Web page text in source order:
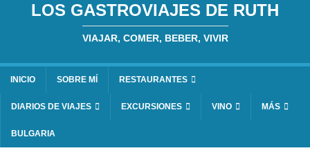
LOS GASTROVIAJES DE RUTH
VIAJAR, COMER, BEBER, VIVIR
INICIO SOBRE MÍ RESTAURANTES
DIARIOS DE VIAJES EXCURSIONES VINO MÁS
BULGARIA